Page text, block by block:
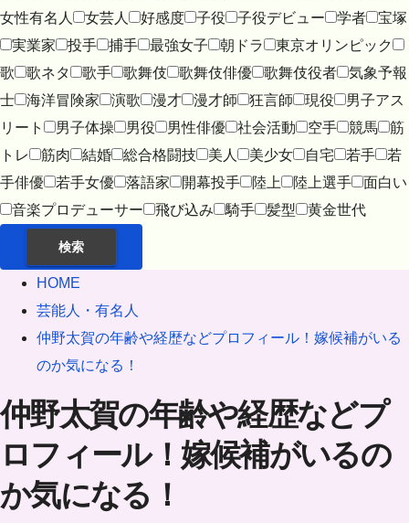
女性有名人
女芸人 好感度 子役 子役デビュー 学者
宝塚
実業家
投手 捕手 最強女子 朝ドラ
東京オリンピック
歌
歌ネタ 歌手 歌舞伎 歌舞伎俳優 歌舞伎役者
気象予報
士
海洋冒険家 演歌 漫才 漫才師 狂言師 現役
男子アス
リート
男子体操 男役 男性俳優 社会活動 空手 競馬
筋
トレ
筋肉 結婚 総合格闘技 美人 美少女 自宅 若手
若
手俳優
若手女優 落語家 開幕投手 陸上 陸上選手
面白い
音楽プロデューサー
飛び込み 騎手 髪型 黄金世代
検索
HOME
芸能人・有名人
仲野太賀の年齢や経歴などプロフィール！嫁候補がいる
のか気になる！
仲野太賀の年齢や経歴などプ
ロフィール！嫁候補がいるの
か気になる！